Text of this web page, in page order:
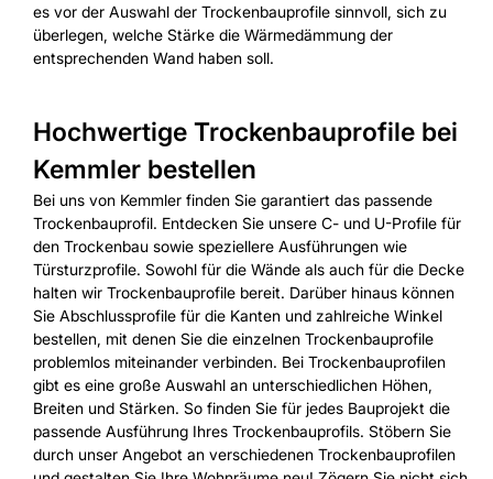
es vor der Auswahl der Trockenbauprofile sinnvoll, sich zu
überlegen, welche Stärke die Wärmedämmung der
entsprechenden Wand haben soll.
Hochwertige Trockenbauprofile bei
Kemmler bestellen
Bei uns von Kemmler finden Sie garantiert das passende
Trockenbauprofil. Entdecken Sie unsere C- und U-Profile für
den Trockenbau sowie speziellere Ausführungen wie
Türsturzprofile. Sowohl für die Wände als auch für die Decke
halten wir Trockenbauprofile bereit. Darüber hinaus können
Sie Abschlussprofile für die Kanten und zahlreiche Winkel
bestellen, mit denen Sie die einzelnen Trockenbauprofile
problemlos miteinander verbinden. Bei Trockenbauprofilen
gibt es eine große Auswahl an unterschiedlichen Höhen,
Breiten und Stärken. So finden Sie für jedes Bauprojekt die
passende Ausführung Ihres Trockenbauprofils. Stöbern Sie
durch unser Angebot an verschiedenen Trockenbauprofilen